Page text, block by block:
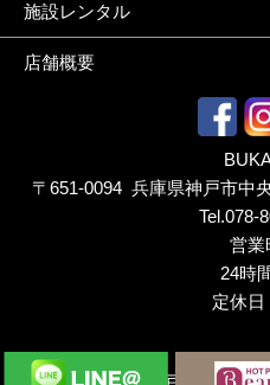
施設レンタル
店舗概要
〒651-0094 兵庫県神戸市中
Tel.078-
営業
24時
定休日